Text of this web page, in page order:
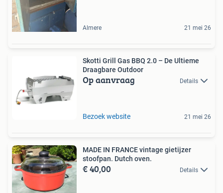
Almere 21 mei 26
Skotti Grill Gas BBQ 2.0 – De Ultieme
Draagbare Outdoor
Op aanvraag Details
Bezoek website 21 mei 26
MADE IN FRANCE vintage gietijzer
stoofpan. Dutch oven.
€ 40,00 Details